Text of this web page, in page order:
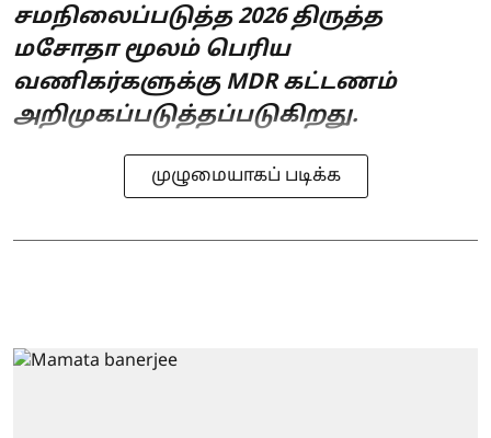
சமநிலைப்படுத்த 2026 திருத்த
மசோதா மூலம் பெரிய
வணிகர்களுக்கு MDR கட்டணம்
அறிமுகப்படுத்தப்படுகிறது.
முழுமையாகப் படிக்க